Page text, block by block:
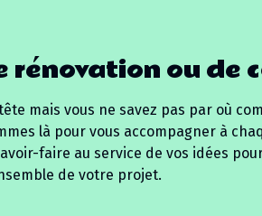
rénovation ou de
mais vous ne savez pas par où
là pour vous accompagner à
faire au service de vos idées
de votre projet.